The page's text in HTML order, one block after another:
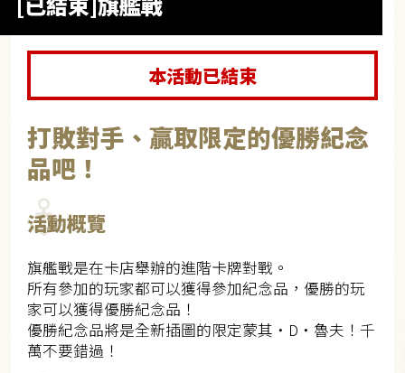
本活動已結束
打敗對手、贏取限定的優勝紀念
品吧！
活動概覽
旗艦戰是在卡店舉辦的進階卡牌對戰。
所有參加的玩家都可以獲得參加紀念品，優勝的玩
家可以獲得優勝紀念品！
優勝紀念品將是全新插圖的限定蒙其・D・魯夫！千
萬不要錯過！